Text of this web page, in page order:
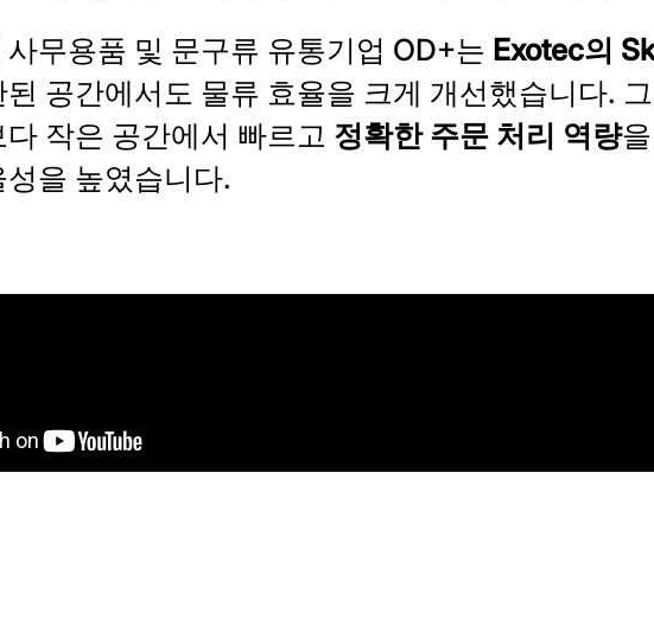
사무용품 및 문구류 유통기업 OD+는 Exotec의
공간에서도 물류 효율을 크게 개선했습니다.
작은 공간에서 빠르고 정확한 주문 처리 역량
을 높였습니다.